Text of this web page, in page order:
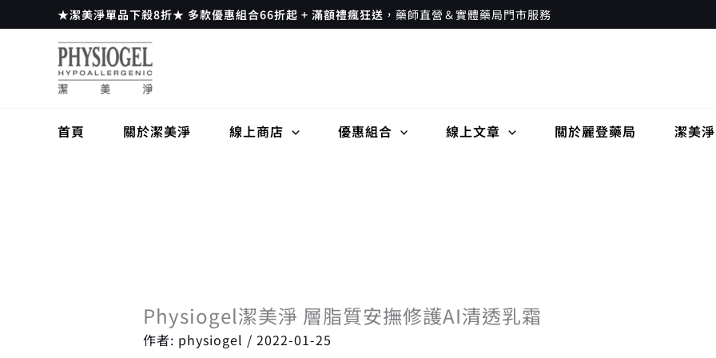
至
★潔美淨單品下殺8折★ 多款優惠組合66折起 + 滿額禮瘋狂送 ，藥師直營＆實體藥局門市服務
首頁 關於潔美淨 線上商店 優惠組合 線上文章 關於麗登藥局 潔美
Physiogel潔美淨 層脂質安撫修護AI清透乳霜
作者: physiogel / 2022-01-25